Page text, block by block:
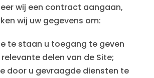
wij een contract aangaan,
wij uw gegevens om:
te staan u toegang te geven
delen van de Site;
door u gevraagde diensten te